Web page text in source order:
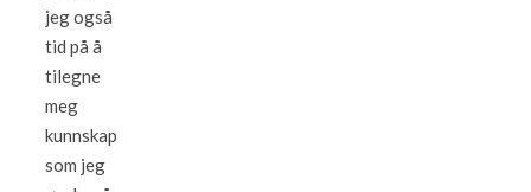
jeg også
tid på å
tilegne
meg
kunnskap
som jeg